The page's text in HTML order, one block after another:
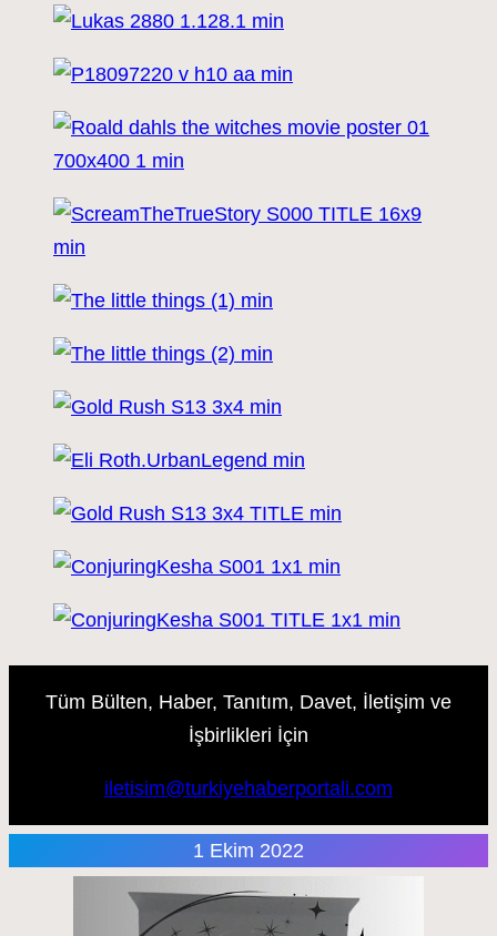
Tüm Bülten, Haber, Tanıtım, Davet, İletişim ve
İşbirlikleri İçin
iletisim@turkiyehaberportali.com
1 Ekim 2022